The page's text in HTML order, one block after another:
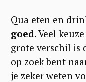
Qua eten en
goed. Veel
grote verschil is
op zoek bent
je zeker weten